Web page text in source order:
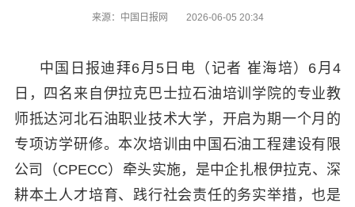
来源：中国日报网 2026-06-05 20:34
中国日报迪拜6月5日电（记者 崔海培）6月4
日，四名来自伊拉克巴士拉石油培训学院的专业教
师抵达河北石油职业技术大学，开启为期一个月的
专项访学研修。本次培训由中国石油工程建设有限
公司（CPECC）牵头实施，是中企扎根伊拉克、深
耕本土人才培育、践行社会责任的务实举措，也是